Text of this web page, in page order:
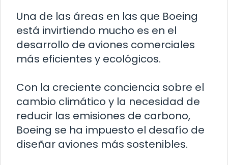
Una de las áreas en las que Boeing
está invirtiendo mucho es en el
desarrollo de aviones comerciales
más eficientes y ecológicos.
Con la creciente conciencia sobre el
cambio climático y la necesidad de
reducir las emisiones de carbono,
Boeing se ha impuesto el desafío de
diseñar aviones más sostenibles.